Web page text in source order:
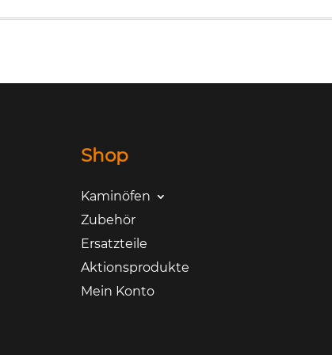
Shop
Kaminöfen
Zubehör
Ersatzteile
Aktionsprodukte
Mein Konto